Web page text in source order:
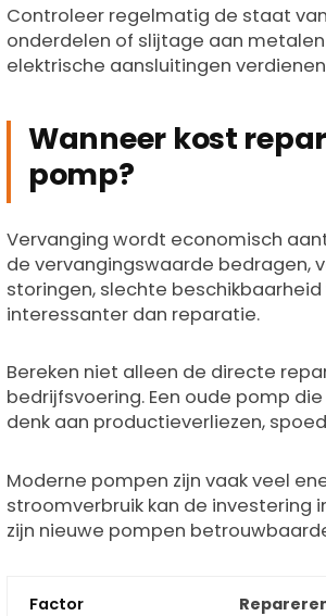
Controleer regelmatig de staat
onderdelen of slijtage aan
elektrische aansluitingen
Wanneer kost
pomp?
Vervanging wordt economisch
de vervangingswaarde bedragen,
storingen, slechte
interessanter dan reparatie.
Bereken niet alleen de directe
bedrijfsvoering. Een oude pomp
denk aan productieverliezen,
Moderne pompen zijn vaak veel
stroomverbruik kan de investering
zijn nieuwe pompen
Factor